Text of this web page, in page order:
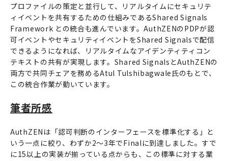
プロファイルの策定と並行して、リアルタイムにセキュリテ
ィイベントを共有するための仕組みであるShared Signals
Framework との統合も進んでいます。AuthZENのPDPが認
可イベントやセキュリティイベントをShared Signalsで配信
できるようになれば、リアルタイムなアイデンティティコン
テキストの共有が実現します。Shared SignalsとAuthZENの
両方で共同チェアを務めるAtul Tulshibagwale氏のもとで、
この統合作業が動いています。
筆者所感
AuthZENは「認可判断のインターフェースを標準化する」と
いう一点に絞り、わずか2〜3年でFinalに到達しました。すで
に15以上の実装が揃っている点からも、この標準に対する業